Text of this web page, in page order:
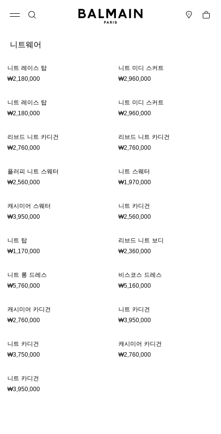
Cart
니트웨어
니트 레이스 탑
₩2,180,000
니트 미디 스커트
₩2,960,000
니트 레이스 탑
₩2,180,000
니트 미디 스커트
₩2,960,000
리브드 니트 카디건
₩2,760,000
리브드 니트 카디건
₩2,760,000
플러피 니트 스웨터
₩2,560,000
니트 스웨터
₩1,970,000
캐시미어 스웨터
₩3,950,000
니트 카디건
₩2,560,000
니트 탑
₩1,170,000
리브드 니트 보디
₩2,360,000
니트 롱 드레스
₩5,760,000
비스코스 드레스
₩5,160,000
캐시미어 카디건
₩2,760,000
니트 카디건
₩3,950,000
니트 카디건
₩3,750,000
캐시미어 카디건
₩2,760,000
니트 카디건
₩3,950,000